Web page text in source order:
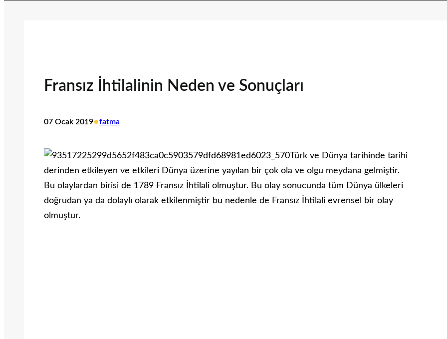
Fransız İhtilalinin Neden ve Sonuçları
07 Ocak 2019•fatma
Türk ve Dünya tarihinde tarihi
derinden etkileyen ve etkileri Dünya üzerine yayılan bir çok ola ve olgu meydana gelmiştir.
Bu olaylardan birisi de 1789 Fransız İhtilali olmuştur. Bu olay sonucunda tüm Dünya ülkeleri
doğrudan ya da dolaylı olarak etkilenmiştir bu nedenle de Fransız İhtilali evrensel bir olay
olmuştur.